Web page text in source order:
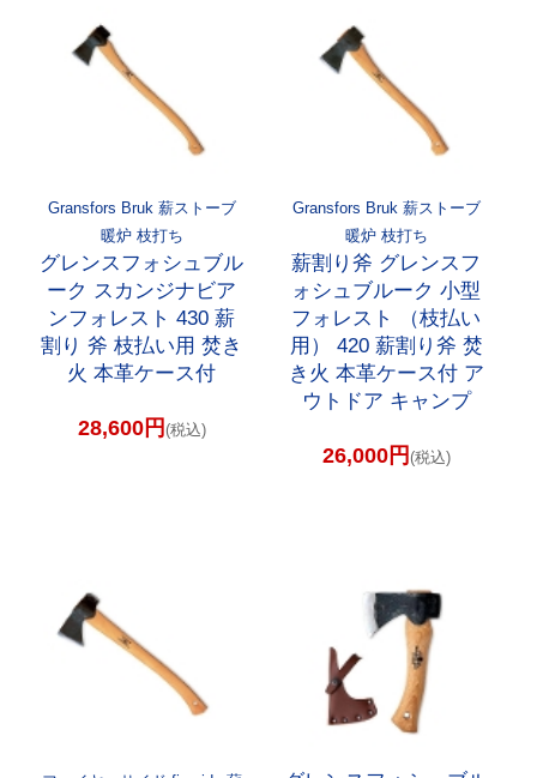
Gransfors Bruk 薪ストーブ
暖炉 枝打ち
グレンスフォシュブル
ーク スカンジナビア
ンフォレスト 430 薪
割り 斧 枝払い用 焚き
火 本革ケース付
28,600円 (税込)
Gransfors Bruk 薪ストーブ
暖炉 枝打ち
薪割り斧 グレンスフ
ォシュブルーク 小型
フォレスト （枝払い
用） 420 薪割り斧 焚
き火 本革ケース付 ア
ウトドア キャンプ
26,000円 (税込)